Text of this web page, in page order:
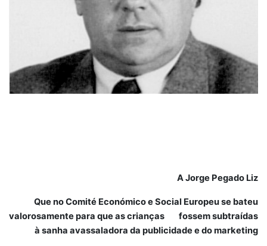
A Jorge Pegado Liz
Que no Comité Económico e Social Europeu se bateu
valorosamente para que as crianças fossem subtraídas
à sanha avassaladora da publicidade e do marketing